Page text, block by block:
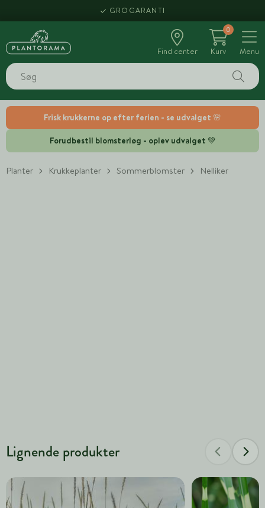
Frisk krukkerne op efter ferien - se udvalget 🌸
Forudbestil blomsterløg - oplev udvalget 💚
GROGARANTI
Find center
0
Kurv
Menu
Planter Krukkeplanter Sommerblomster Nelliker
Lignende produkter